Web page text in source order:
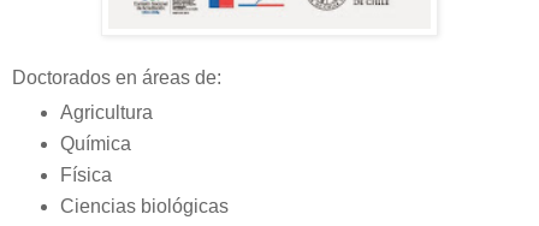
Doctorados en áreas de:
Agricultura
Química
Física
Ciencias biológicas